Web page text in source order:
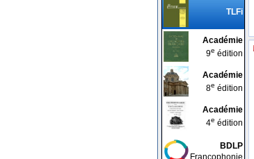
TLFi
Académie
9e édition
Académie
8e édition
Académie
4e édition
BDLP
Francophonie